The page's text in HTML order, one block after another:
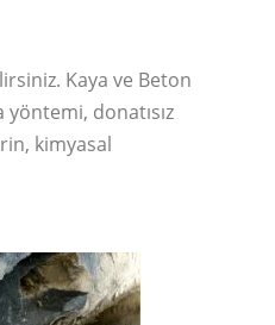
Kaya ve Beton
donatısız
kimyasal